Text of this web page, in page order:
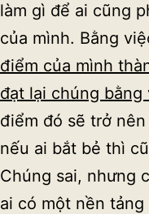
làm gì để ai cũng
của mình. Bằng
điểm của mình
đạt lại chúng bằng
điểm đó sẽ trở
nếu ai bắt bẻ thì
Chúng sai, nhưng
ai có một nền